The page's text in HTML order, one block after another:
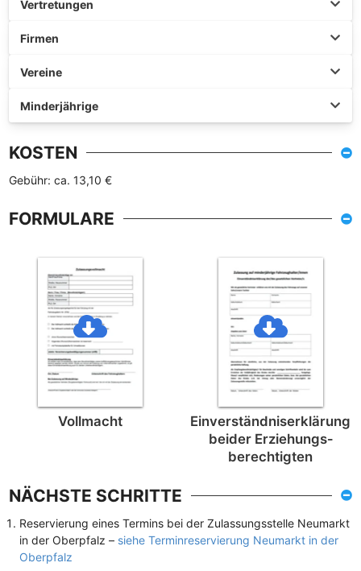
Vertretungen
Firmen
Vereine
Minderjährige
KOSTEN
Gebühr: ca. 13,10 €
FORMULARE
Vollmacht
Einverständnis­erklärung
beider Erziehungs­
berechtigten
NÄCHSTE SCHRITTE
Reservierung eines Termins bei der Zulassungsstelle Neumarkt
in der Oberpfalz – siehe Terminreservierung Neumarkt in der
Oberpfalz